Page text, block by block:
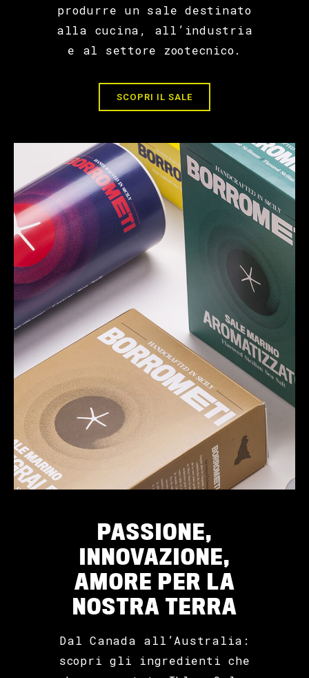
produrre un sale destinato
alla cucina, all’industria
e al settore zootecnico.
SCOPRI IL SALE
PASSIONE,
INNOVAZIONE,
AMORE PER LA
NOSTRA TERRA
Dal Canada all’Australia:
scopri gli ingredienti che